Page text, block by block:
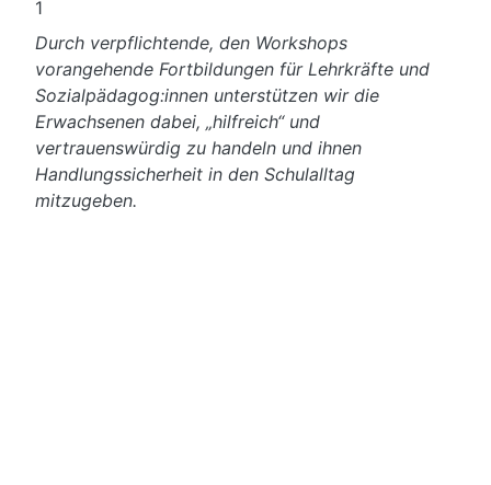
1
Durch verpflichtende, den Workshops
vorangehende Fortbildungen für Lehrkräfte und
Sozialpädagog:innen unterstützen wir die
Erwachsenen dabei, „hilfreich“ und
vertrauenswürdig zu handeln und ihnen
Handlungssicherheit in den Schulalltag
mitzugeben.